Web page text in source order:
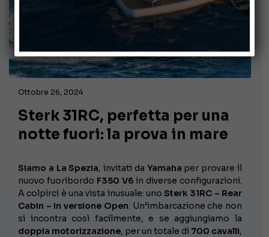
Ottobre 26, 2024
Sterk 31RC, perfetta per una
notte fuori: la prova in mare
Siamo a La Spezia, invitati da Yamaha per provare il
nuovo fuoribordo F350 V6 in diverse configurazioni.
A colpirci è una vista inusuale: unoSterk 31RC – Rear
Cabin – in versione Open. Un’imbarcazione che non
si incontra così facilmente, e se aggiungiamo la
doppia motorizzazione, per un totale di 700 cavalli,